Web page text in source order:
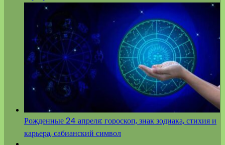
Рожденные 24 апреля: гороскоп, знак зодиака, стихия и
карьера, сабианский символ